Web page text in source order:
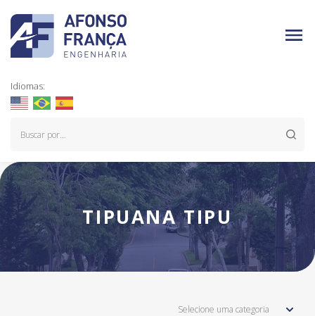
Idiomas:
TIPUANA TIPU
Selecione uma categoria